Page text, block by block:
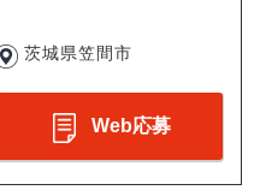
茨城県笠間市
Web応募